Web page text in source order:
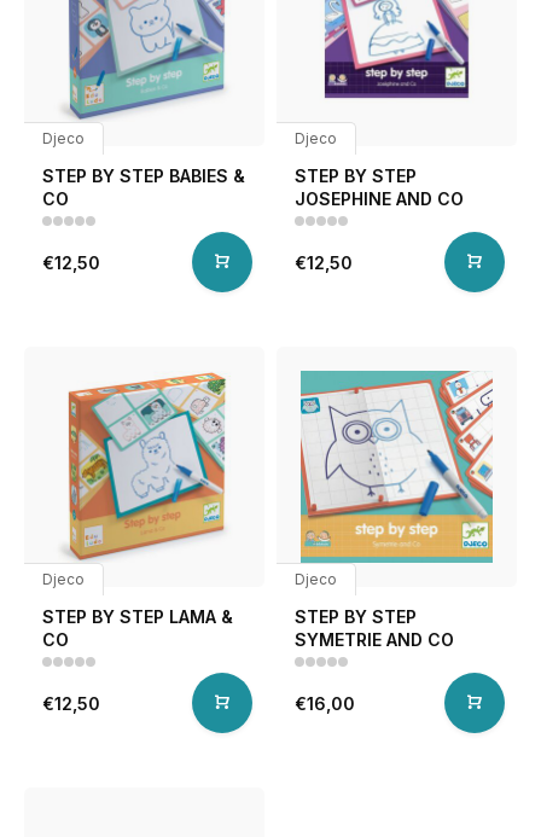
Djeco
STEP BY STEP BABIES &
CO
€12,50
Djeco
STEP BY STEP
JOSEPHINE AND CO
€12,50
Djeco
STEP BY STEP LAMA &
CO
€12,50
Djeco
STEP BY STEP
SYMETRIE AND CO
€16,00